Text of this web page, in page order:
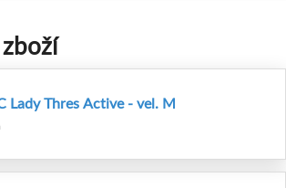
Lady Thres Active - vel. M